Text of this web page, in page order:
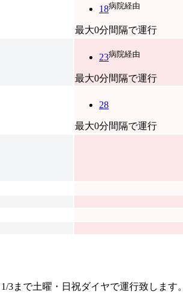
18病院経由
最大0分間隔で運行
23病院経由
最大0分間隔で運行
28
最大0分間隔で運行
3まで土曜・日祝ダイヤで運行致します。